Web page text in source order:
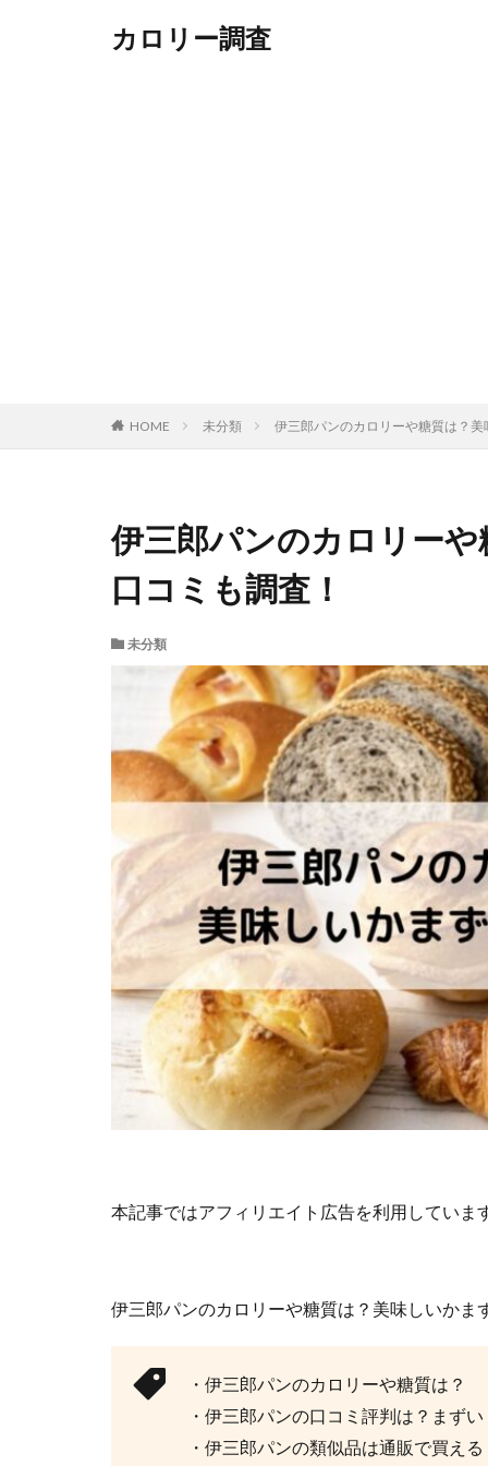
カロリー調査
HOME 未分類 伊三郎パンのカロリーや糖質は？美
伊三郎パンのカロリー
口コミも調査！
未分類
本記事ではアフィリエイト広告を利用していま
伊三郎パンのカロリーや糖質は？美味しいかま
・伊三郎パンのカロリーや糖質は？
・伊三郎パンの口コミ評判は？まずい
・伊三郎パンの類似品は通販で買える